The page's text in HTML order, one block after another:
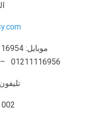
تليفون
002 كود مصر قبل الرقم